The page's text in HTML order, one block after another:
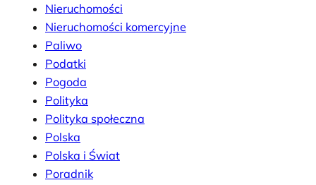
Nieruchomości
Nieruchomości komercyjne
Paliwo
Podatki
Pogoda
Polityka
Polityka społeczna
Polska
Polska i Świat
Poradnik